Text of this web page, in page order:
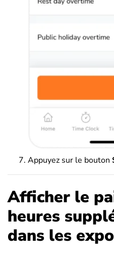
Appuyez sur le bouton
Afficher le
heures
dans les